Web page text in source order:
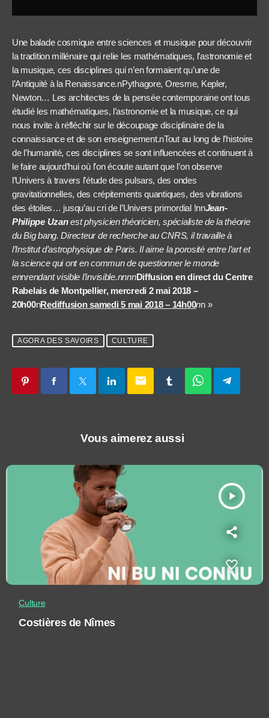
Une balade cosmique entre sciences et musique pour découvrir
la tradition millénaire qui relie les mathématiques, l’astronomie et
la musique, ces disciplines qui n’en formaient qu’une de
l’Antiquité à la Renaissance.nPythagore, Oresme, Kepler,
Newton… Les architectes de la pensée contemporaine ont tous
étudié les mathématiques, l’astronomie et la musique, ce qui
nous invite à réfléchir sur le découpage disciplinaire de la
connaissance et de son enseignement.nTout au long de l’histoire
de l’humanité, ces disciplines se sont influencées et continuent à
le faire aujourd’hui où l’on écoute autant que l’on observe
l’Univers à travers l’étude des pulsars, des ondes
gravitationnelles, des crépitements quantiques, des vibrations
des étoiles… jusqu’au cri de l’Univers primordial !nnJean-
Philippe Uzanest physicien théoricien, spécialiste de la théorie
du Big bang. Directeur de recherche au CNRS, il travaille à
l’Institut d’astrophysique de Paris. Il aime la porosité entre l’art et
la science qui ont en commun de questionner le monde
ennrendant visible l’invisible.nnnnDiffusion en direct du Centre
Rabelais de Montpellier, mercredi 2 mai 2018 –
20h00nRediffusion samedi 5 mai 2018 – 14h00nn »
AGORA DES SAVOIRS CULTURE
email
Vous aimerez aussi
play_arrow
Culture
Costières de Nîmes